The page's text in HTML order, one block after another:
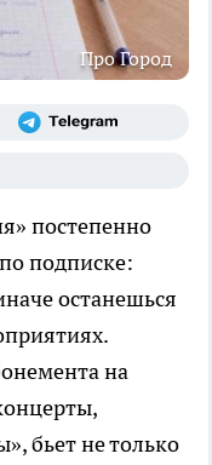
Про Город
постепенно
подписке:
останешься
на
бьет не только